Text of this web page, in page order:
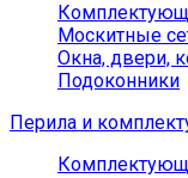
Москитные
Окна, двери,
Подоконники
Перила и